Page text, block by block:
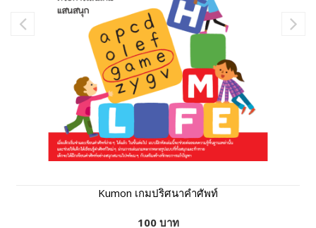
Kumon เกมปริศนาคำศัพท์
100 บาท